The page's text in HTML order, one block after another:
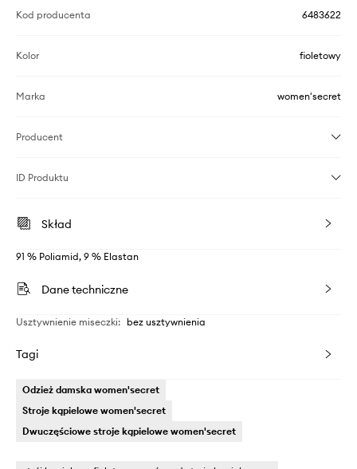
Kod producenta 6483622
Kolor fioletowy
Marka women'secret
Producent
ID Produktu
Skład
91 % Poliamid, 9 % Elastan
Dane techniczne
Usztywnienie miseczki: bez usztywnienia
Tagi
Odzież damska women'secret
Stroje kąpielowe women'secret
Dwuczęściowe stroje kąpielowe women'secret